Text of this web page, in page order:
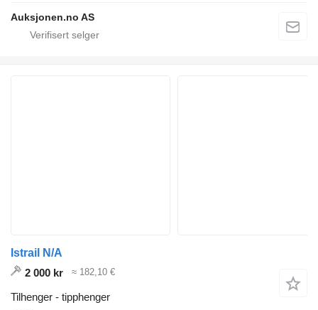
Auksjonen.no AS
Istrail N/A
2 000 kr
≈ 182,10 €
Tilhenger - tipphenger